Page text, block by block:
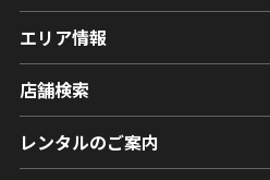
エリア情報
店舗検索
レンタルのご案内